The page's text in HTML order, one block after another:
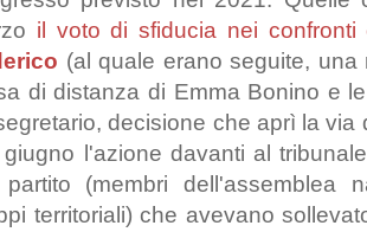
il voto di sfiducia nei
(al quale erano seguite,
di distanza di Emma Bonino e
decisione che aprì la via
l'azione davanti al
(membri dell'assemblea
territoriali) che avevano